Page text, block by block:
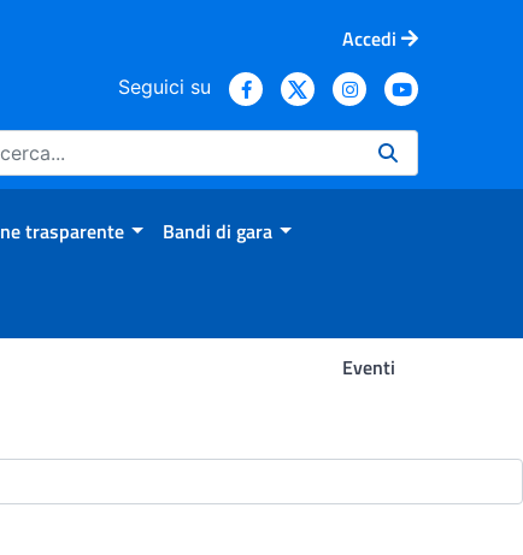
Accedi
Seguici su
trasparente Bandi di gara
Eventi